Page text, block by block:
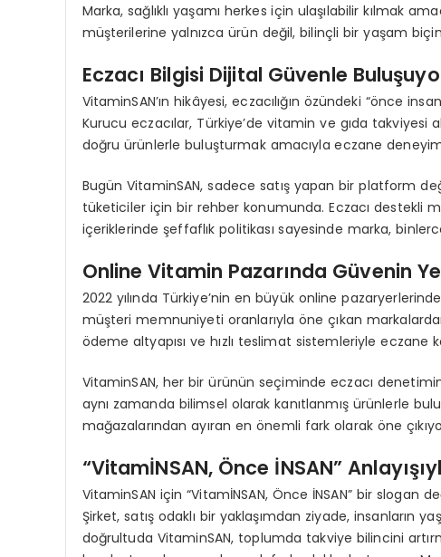
Marka, sağlıklı yaşamı herkes için ulaşılabilir kılmak
müşterilerine yalnızca ürün değil, bilinçli bir yaşam
Eczacı Bilgisi Dijital Güvenle
VitaminSAN’ın hikâyesi, eczacılığın özündeki “önce
Kurucu eczacılar, Türkiye’de vitamin ve gıda takviyesi
doğru ürünlerle buluşturmak amacıyla eczane
Bugün VitaminSAN, sadece satış yapan bir platform
tüketiciler için bir rehber konumunda. Eczacı destekli
içeriklerinde şeffaflık politikası sayesinde marka,
Online Vitamin Pazarında Güvenin
2022 yılında Türkiye’nin en büyük online
müşteri memnuniyeti oranlarıyla öne çıkan
ödeme altyapısı ve hızlı teslimat sistemleriyle
VitaminSAN, her bir ürünün seçiminde eczacı
aynı zamanda bilimsel olarak kanıtlanmış ürünlerle
mağazalarından ayıran en önemli fark olarak öne
“VitamİNSAN, Önce İNSAN”
VitaminSAN için “VitamİNSAN, Önce İNSAN” bir
Şirket, satış odaklı bir yaklaşımdan ziyade, insanların
doğrultuda VitaminSAN, toplumda takviye bilincini